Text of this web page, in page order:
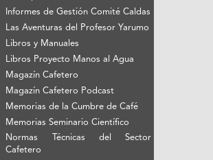
Informes de Gestión Comité Caldas
Las Aventuras del Profesor Yarumo
Libros y Manuales
Libros Proyecto Manos al Agua
Magazín Cafetero
Magazín Cafetero Podcast
Memorias de la Cumbre de Café
Memorias Seminario Científico
Normas Técnicas del Sector
Cafetero